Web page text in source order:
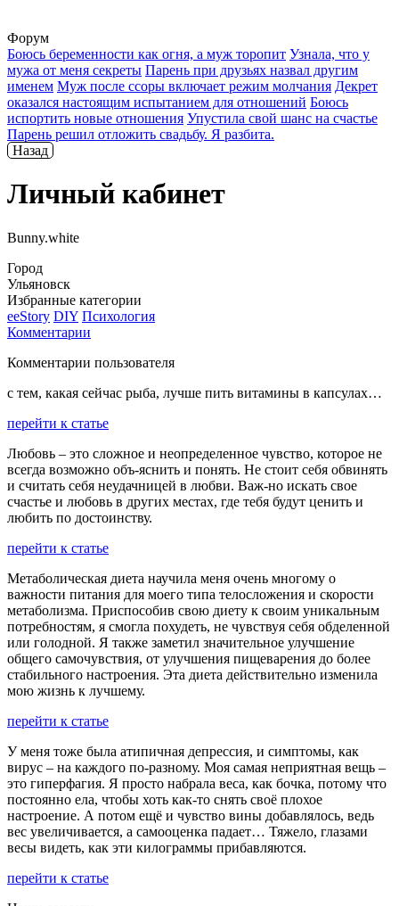
Форум
Боюсь беременности как огня, а муж торопит Узнала, что у
мужа от меня секреты Парень при друзьях назвал другим
именем Муж после ссоры включает режим молчания Декрет
оказался настоящим испытанием для отношений Боюсь
испортить новые отношения Упустила свой шанс на счастье
Парень решил отложить свадьбу. Я разбита.
Назад
Личный кабинет
Bunny.white
Город
Ульяновск
Избранные категории
ееStory DIY Психология
Комментарии
Комментарии пользователя
с тем, какая сейчас рыба, лучше пить витамины в капсулах…
перейти к статье
Любовь – это сложное и неопределенное чувство, которое не
всегда возможно объ-яснить и понять. Не стоит себя обвинять
и считать себя неудачницей в любви. Важ-но искать свое
счастье и любовь в других местах, где тебя будут ценить и
любить по достоинству.
перейти к статье
Метаболическая диета научила меня очень многому о
важности питания для моего типа телосложения и скорости
метаболизма. Приспособив свою диету к своим уникальным
потребностям, я смогла похудеть, не чувствуя себя обделенной
или голодной. Я также заметил значительное улучшение
общего самочувствия, от улучшения пищеварения до более
стабильного настроения. Эта диета действительно изменила
мою жизнь к лучшему.
перейти к статье
У меня тоже была атипичная депрессия, и симптомы, как
вирус – на каждого по-разному. Моя самая неприятная вещь –
это гиперфагия. Я просто набрала веса, как бочка, потому что
постоянно ела, чтобы хоть как-то снять своё плохое
настроение. А потом ещё и чувство вины добавлялось, ведь
вес увеличивается, а самооценка падает… Тяжело, глазами
весы видеть, как эти килограммы прибавляются.
перейти к статье